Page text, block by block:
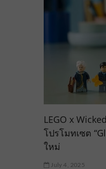
LEGO x
โปรโมทเซต
ใหม่
July 4, 2025